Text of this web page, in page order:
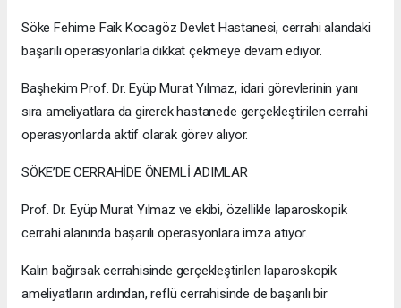
Söke Fehime Faik Kocagöz Devlet Hastanesi, cerrahi alandaki
başarılı operasyonlarla dikkat çekmeye devam ediyor.
Başhekim Prof. Dr. Eyüp Murat Yılmaz, idari görevlerinin yanı
sıra ameliyatlara da girerek hastanede gerçekleştirilen cerrahi
operasyonlarda aktif olarak görev alıyor.
SÖKE’DE CERRAHİDE ÖNEMLİ ADIMLAR
Prof. Dr. Eyüp Murat Yılmaz ve ekibi, özellikle laparoskopik
cerrahi alanında başarılı operasyonlara imza atıyor.
Kalın bağırsak cerrahisinde gerçekleştirilen laparoskopik
ameliyatların ardından, reflü cerrahisinde de başarılı bir